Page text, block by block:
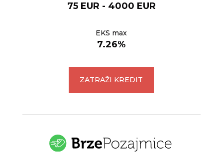
75 EUR - 4000 EUR
EKS max
7.26%
ZATRAŽI KREDIT